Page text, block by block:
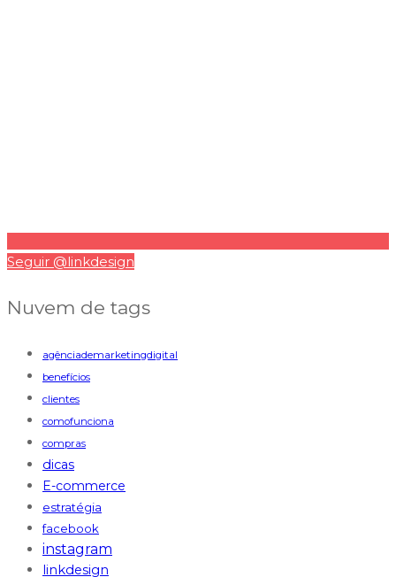
Seguir @linkdesign
Nuvem de tags
agênciademarketingdigital
benefícios
clientes
comofunciona
compras
dicas
E-commerce
estratégia
facebook
instagram
linkdesign